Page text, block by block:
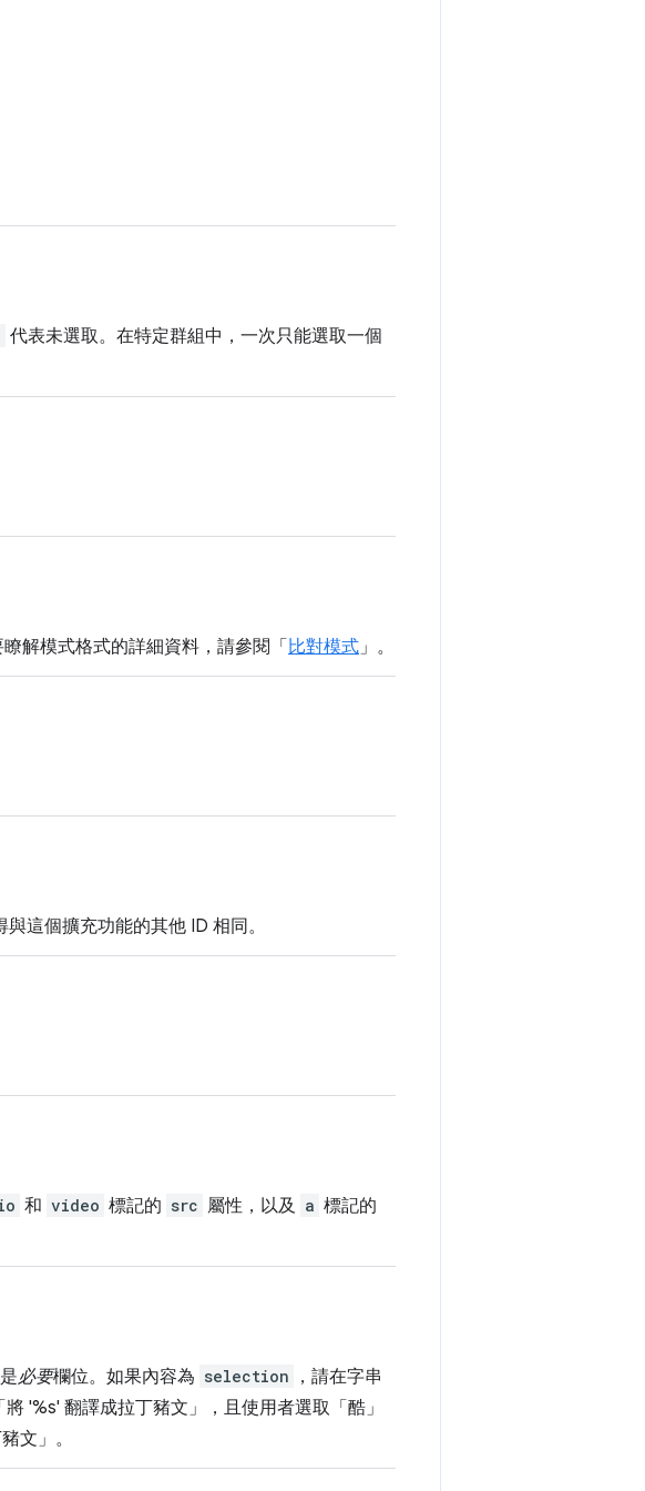
代表未選取。在特定群組中，一次只能選取一個
解模式格式的詳細資料，請參閱「 比對模式」。
這個擴充功能的其他 ID 相同。
和 video 標記的 src 屬性，以及 a 標記的
必要欄位。如果內容為 selection
，請在字串
'%s' 翻譯成拉丁豬文」，且使用者選取「酷」
文」。